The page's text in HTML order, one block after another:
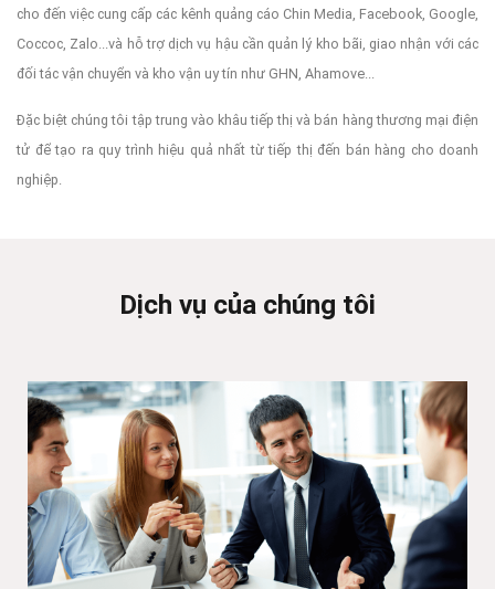
cho đến việc cung cấp các kênh quảng cáo Chin Media, Facebook, Google,
Coccoc, Zalo...và hỗ trợ dịch vụ hậu cần quản lý kho bãi, giao nhận với các
đối tác vận chuyển và kho vận uy tín như GHN, Ahamove...
Đặc biệt chúng tôi tập trung vào khâu tiếp thị và bán hàng thương mại điện
tử để tạo ra quy trình hiệu quả nhất từ tiếp thị đến bán hàng cho doanh
nghiệp.
Dịch vụ của chúng tôi